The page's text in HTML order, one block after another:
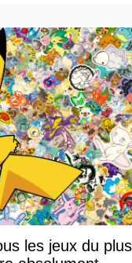
les jeux du plus